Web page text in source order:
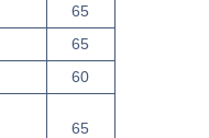
65
65
60
65